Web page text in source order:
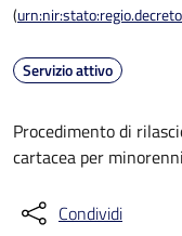
(
Servizio attivo
Procedimento di
cartacea per
Condividi